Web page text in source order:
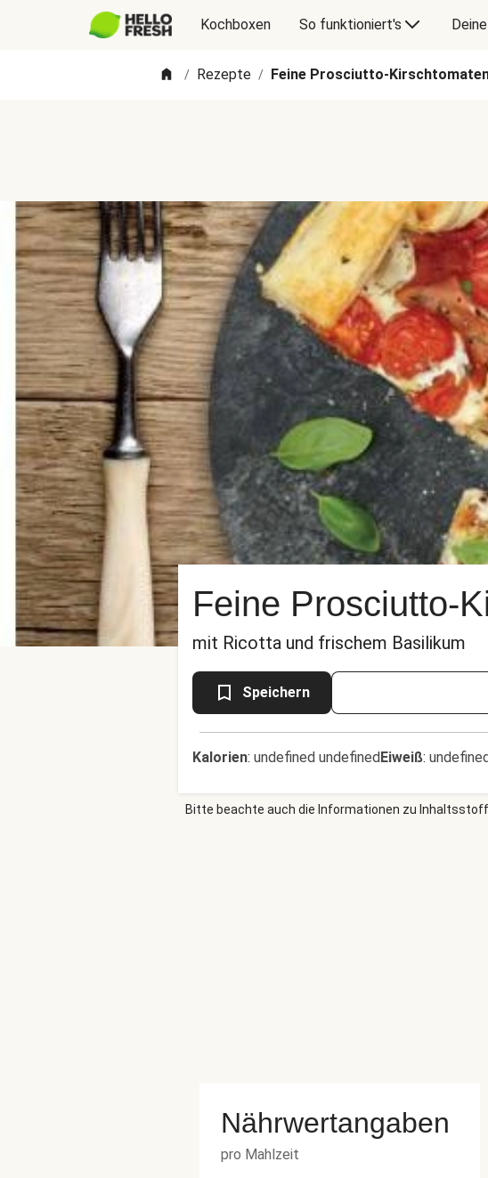
Kochboxen So funktioniert's
/ Rezepte / Feine Prosciutto-
Feine Prosciutto-
mit Ricotta und frischem Basilikum
Speichern
Kalorien: undefined undefinedEiweiß:
Bitte beachte auch die Informationen zu
Nährwertangaben
pro Mahlzeit